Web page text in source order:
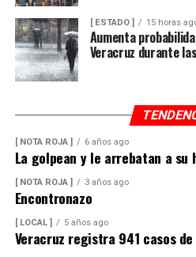
[ ESTADO ] 15 horas
Aumenta
Veracruz durante
[ NOTA ROJA ] 6 años ago
La golpean y le arrebatan a su
[ NOTA ROJA ] 3 años ago
Encontronazo
[ LOCAL ] 5 años ago
Veracruz registra 941 casos de